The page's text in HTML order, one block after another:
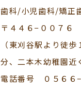
歯科/小児歯科/矯正
〒４４６−００７６
（東刈谷駅より徒
分、二本木幼稚園近
電話番号 ０５６６